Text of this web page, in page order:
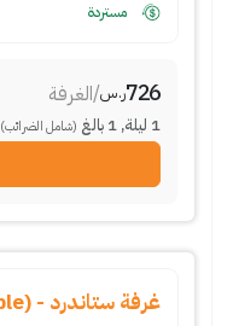
مستردة
726ر.س/الغرفة
1 ليلة,
1 بالغ (شامل الضرائب)
غرفة ستاندرد - (classic room double)